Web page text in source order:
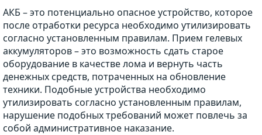
АКБ – это потенциально опасное устройство, которое
после отработки ресурса необходимо утилизировать
согласно установленным правилам. Прием гелевых
аккумуляторов – это возможность сдать старое
оборудование в качестве лома и вернуть часть
денежных средств, потраченных на обновление
техники. Подобные устройства необходимо
утилизировать согласно установленным правилам,
нарушение подобных требований может повлечь за
собой административное наказание.